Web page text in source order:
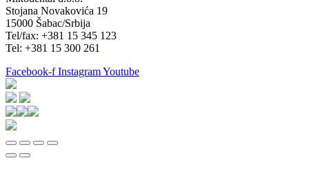
Stojana Novakovića 19
15000 Šabac/Srbija
Tel/fax: +381 15 345 123
Tel: +381 15 300 261
Facebook-f InstagramYoutube